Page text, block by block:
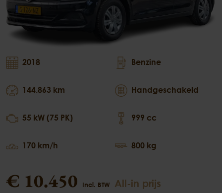
2018
144.863 km
55 kW (75 PK)
170 km/h
Benzine
Handgeschakeld
999 cc
800 kg
€ 10.450 Incl. BTW All-in prijs